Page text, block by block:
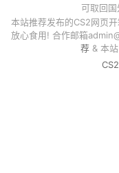
可取回
本站推荐发布的CS2网页
放心食用! 合作邮箱
荐& 本站